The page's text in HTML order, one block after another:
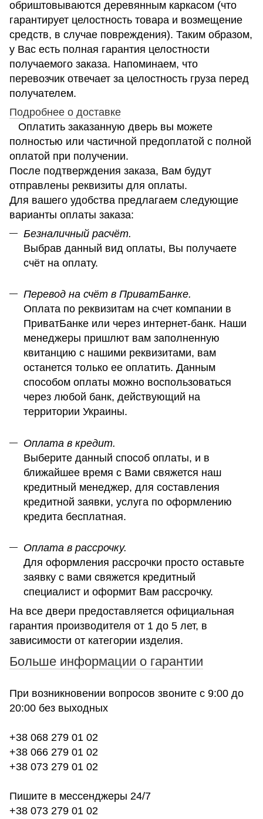
обриштовываются деревянным каркасом (что
гарантирует целостность товара и возмещение
средств, в случае повреждения). Таким образом,
у Вас есть полная гарантия целостности
получаемого заказа. Напоминаем, что
перевозчик отвечает за целостность груза перед
получателем.
Подробнее о доставке
Оплатить заказанную дверь вы можете
полностью или частичной предоплатой с полной
оплатой при получении.
После подтверждения заказа, Вам будут
отправлены реквизиты для оплаты.
Для вашего удобства предлагаем следующие
варианты оплаты заказа:
Безналичный расчёт.
Выбрав данный вид оплаты, Вы получаете
счёт на оплату.
Перевод на счёт в ПриватБанке.
Оплата по реквизитам на счет компании в
ПриватБанке или через интернет-банк. Наши
менеджеры пришлют вам заполненную
квитанцию с нашими реквизитами, вам
останется только ее оплатить. Данным
способом оплаты можно воспользоваться
через любой банк, действующий на
территории Украины.
Оплата в кредит.
Выберите данный способ оплаты, и в
ближайшее время с Вами свяжется наш
кредитный менеджер, для составления
кредитной заявки, услуга по оформлению
кредита бесплатная.
Оплата в рассрочку.
Для оформления рассрочки просто оставьте
заявку с вами свяжется кредитный
специалист и оформит Вам рассрочку.
На все двери предоставляется официальная
гарантия производителя от 1 до 5 лет, в
зависимости от категории изделия.
Больше информации о гарантии
При возникновении вопросов звоните с 9:00 до
20:00 без выходных
+38 068 279 01 02
+38 066 279 01 02
+38 073 279 01 02
Пишите в мессенджеры 24/7
+38 073 279 01 02